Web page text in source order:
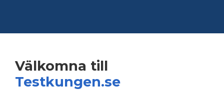
Välkomna till
Testkungen.se